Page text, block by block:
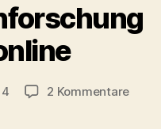
2 Kommentarezu